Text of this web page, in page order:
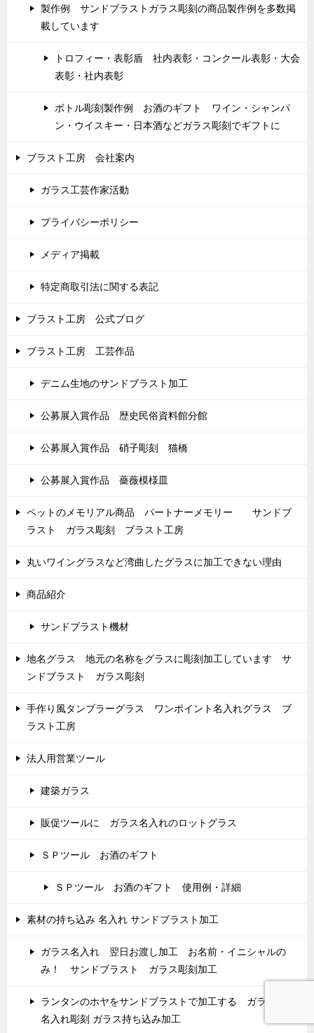
製作例 サンドブラストガラス彫刻の商品製作例を多数掲
載しています
トロフィー・表彰盾 社内表彰・コンクール表彰・大会
表彰・社内表彰
ボトル彫刻製作例 お酒のギフト ワイン・シャンパ
ン・ウイスキー・日本酒などガラス彫刻でギフトに
ブラスト工房 会社案内
ガラス工芸作家活動
プライバシーポリシー
メディア掲載
特定商取引法に関する表記
ブラスト工房 公式ブログ
ブラスト工房 工芸作品
デニム生地のサンドブラスト加工
公募展入賞作品 歴史民俗資料館分館
公募展入賞作品 硝子彫刻 猫橋
公募展入賞作品 薔薇模様皿
ペットのメモリアル商品 パートナーメモリー サンドブ
ラスト ガラス彫刻 ブラスト工房
丸いワイングラスなど湾曲したグラスに加工できない理由
商品紹介
サンドブラスト機材
地名グラス 地元の名称をグラスに彫刻加工しています サ
ンドブラスト ガラス彫刻
手作り風タンブラーグラス ワンポイント名入れグラス ブ
ラスト工房
法人用営業ツール
建築ガラス
販促ツールに ガラス名入れのロットグラス
ＳＰツール お酒のギフト
ＳＰツール お酒のギフト 使用例・詳細
素材の持ち込み 名入れ サンドブラスト加工
ガラス名入れ 翌日お渡し加工 お名前・イニシャルの
み！ サンドブラスト ガラス彫刻加工
ランタンのホヤをサンドブラストで加工する ガラス彫刻
名入れ彫刻 ガラス持ち込み加工